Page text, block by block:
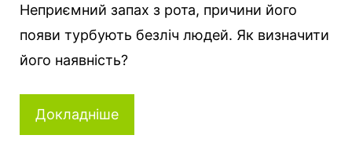
Неприємний запах з рота, причини його
появи турбують безліч людей. Як визначити
його наявність?
Докладніше